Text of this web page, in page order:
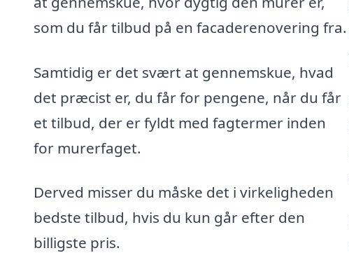
som du får tilbud på en facaderenovering fra.
Samtidig er det svært at gennemskue, hvad
det præcist er, du får for pengene, når du får
et tilbud, der er fyldt med fagtermer inden
for murerfaget.
Derved misser du måske det i virkeligheden
bedste tilbud, hvis du kun går efter den
billigste pris.